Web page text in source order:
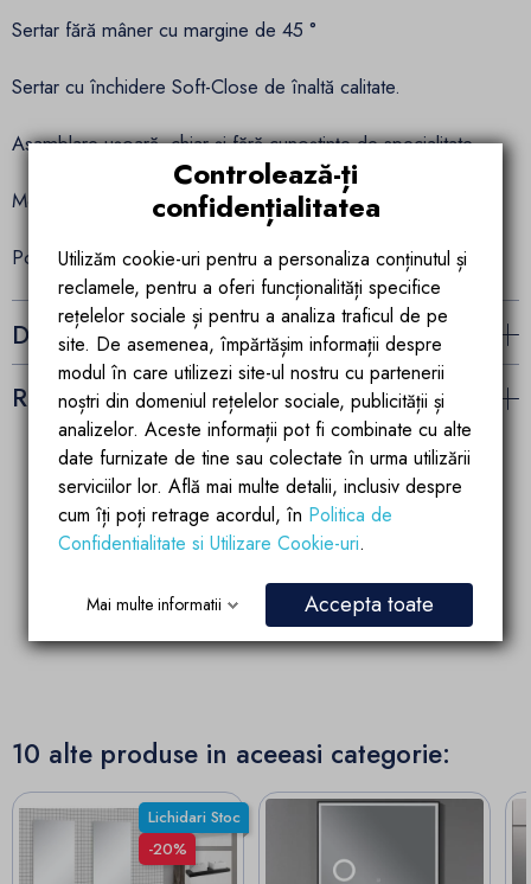
Sertar fără mâner cu margine de 45 °
Sertar cu închidere Soft-Close de înaltă calitate.
Asamblare ușoară, chiar și fără cunoștințe de specialitate.
Mobilierul nu contine lavoar, baterie și sifon de scurgere.
Potrivit pentru toate lavoarele de blat.
Detalii ale produsului
Recenzii (0)
Garantia calitatii
Produsele brandului EGO
sunt fabricate dupa
calitate si inovatie
Parteneriate de
succes
Account manager
partenerilor si
colaboratorilor
10 alte produse in aceeasi categorie:
Lichidari Stoc
-20%
Controlează-ți
confidențialitatea
Utilizăm cookie-uri pentru a personaliza conținutul și
reclamele, pentru a oferi funcționalități specifice
rețelelor sociale și pentru a analiza traficul de pe
site. De asemenea, împărtășim informații despre
modul în care utilizezi site-ul nostru cu partenerii
noștri din domeniul rețelelor sociale, publicității și
analizelor. Aceste informații pot fi combinate cu alte
date furnizate de tine sau colectate în urma utilizării
serviciilor lor. Află mai multe detalii, inclusiv despre
cum îți poți retrage acordul, în Politica de
Confidentialitate si Utilizare Cookie-uri.
Mai multe informatii Accepta toate